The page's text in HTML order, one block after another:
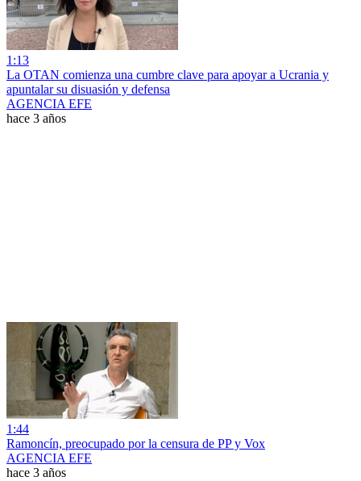
1:13
La OTAN comienza una cumbre clave para apoyar a Ucrania y
apuntalar su disuasión y defensa
AGENCIA EFE
hace 3 años
1:44
Ramoncín, preocupado por la censura de PP y Vox
AGENCIA EFE
hace 3 años